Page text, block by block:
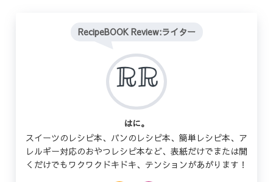
RecipeBOOK Review:ライター
はに。
スイーツのレシピ本、パンのレシピ本、簡単レシピ本、ア
レルギー対応のおやつレシピ本など、表紙だけでまたは開
くだけでもワクワクドキドキ、テンションがあがります！